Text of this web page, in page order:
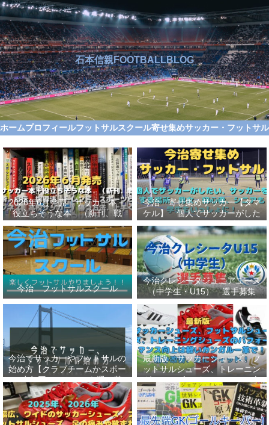
石本信親FOOTBALLBLOG
ホームプロフィールフットサルスクール寄せ集めサッカー・フット
2026年6月発売 サッカー本＋
役立ちそうな本 （新刊、戦
術、自伝、指導法、トレンド、
スポーツビジネス、高校サッカ
ー）勝つ方法、上手くなる方法
を見つけよう！
今治 寄せ集めサッカー【タマ
ケル】 個人でサッカーがした
い、サッカーをする場所、男
女、初心者、シニアも学生もい
っしょに！【タマケル】
今治 フットサルスクール
今治クレシータジュニアユース
（中学生・U15） 選手募集
今治でサッカーやフットサルの
始め方【クラブチームかスポー
ツ少年団かスクールを選ぶ基
準】小学生、幼児（年長・年
中）、サッカー
最新版 サッカーシューズ、フ
ットサルシューズ、トレーニン
グシューズのパフォーマンス向
上は軽いカンガルー革で！痛み
改善、足にフィット！